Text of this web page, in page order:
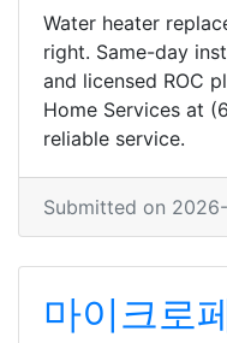
Water heater
right. Same-day
and licensed ROC
Home Services at
reliable service.
Submitted on
마이크로